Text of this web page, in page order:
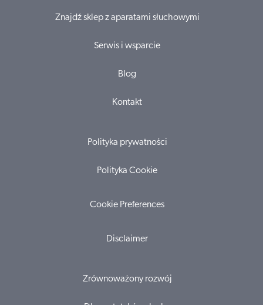
Znajdź sklep z aparatami słuchowymi
Serwis i wsparcie
Blog
Kontakt
Polityka prywatności
Polityka Cookie
Cookie Preferences
Disclaimer
Zrównoważony rozwój